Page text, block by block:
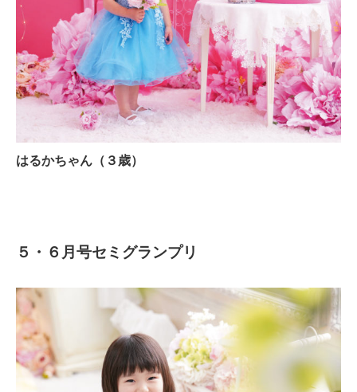
はるかちゃん（３歳）
５ ・６ 月号セミグランプリ